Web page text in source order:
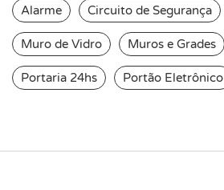
Alarme Circuito de Segurança
Muro de Vidro Muros e Grades
Portaria 24hs Portão Eletrônico